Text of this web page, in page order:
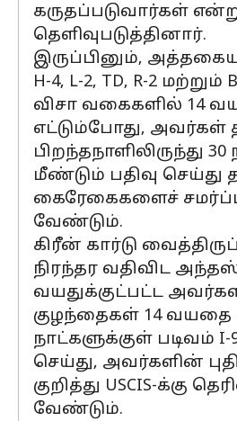
கருதப்படுவார்கள்
தெளிவுபடுத்தினார்.
இருப்பினும்,
H-4, L-2, TD, R-2
விசா வகைகளில் 14
எட்டும்போது,
பிறந்தநாளிலிருந்து
மீண்டும் பதிவு
கைரேகைகளைச்
வேண்டும்.
கிரீன் கார்டு
நிரந்தர வதிவிட
வயதுக்குட்பட்ட
குழந்தைகள் 14 வயதை
நாட்களுக்குள் படிவம்
செய்து, அவர்களின்
குறித்து USCIS-க்கு
வேண்டும்.